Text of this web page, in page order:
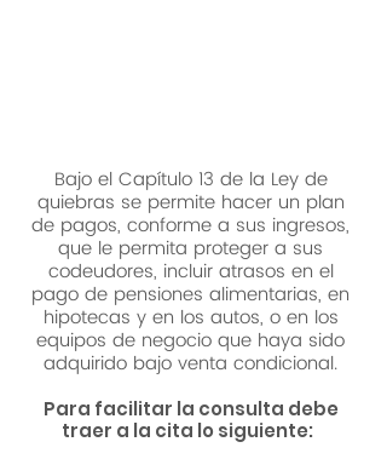
Bajo el Capítulo 13 de la Ley de
quiebras se permite hacer un plan
de pagos, conforme a sus ingresos,
que le permita proteger a sus
codeudores, incluir atrasos en el
pago de pensiones alimentarias, en
hipotecas y en los autos, o en los
equipos de negocio que haya sido
adquirido bajo venta condicional.
Para facilitar la consulta debe
traer a la cita lo siguiente: